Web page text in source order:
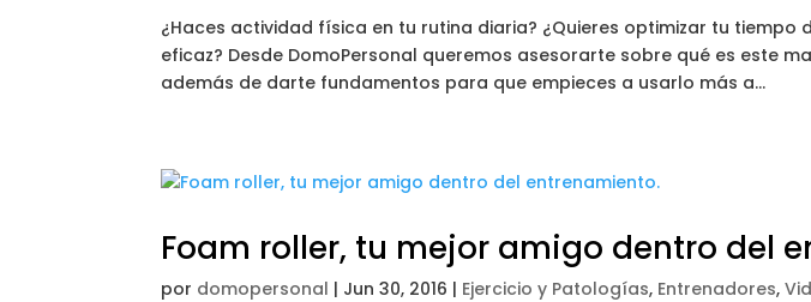
¿Haces actividad física en tu rutina diaria? ¿Quieres optimizar tu tiempo
eficaz? Desde DomoPersonal queremos asesorarte sobre qué es este
además de darte fundamentos para que empieces a usarlo más a...
Foam roller, tu mejor amigo dentro del
por domopersonal | Jun 30, 2016 | Ejercicio y Patologías, Entrenadores,